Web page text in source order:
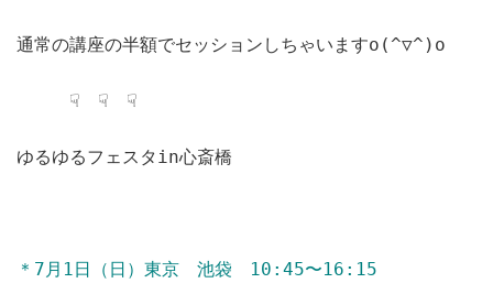
通常の講座の半額でセッションしちゃいますo(^▽^)o
☟ ☟ ☟
ゆるゆるフェスタin心斎橋
＊7月1日（日）東京 池袋 10:45〜16:15